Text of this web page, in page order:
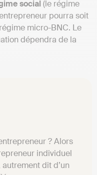
social (le régime
pourra soit
micro-BNC. Le
dépendra de la
? Alors
individuel
autrement dit d’un